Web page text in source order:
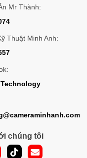
Mr Thành:
Thuật Minh Anh:
chúng tôi